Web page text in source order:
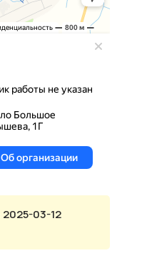
2025-03-12